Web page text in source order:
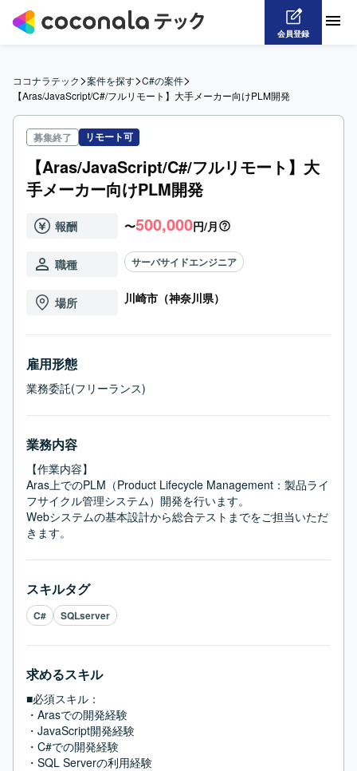
会員登録
ココナラテック>案件を探す>C#の案件>
【Aras/JavaScript/C#/フルリモート】大手メーカー向けPLM開発
募集終了 リモート可
【Aras/JavaScript/C#/フルリモート】大
手メーカー向けPLM開発
報酬 〜500,000円/月
職種 サーバサイドエンジニア
場所 川崎市（神奈川県）
雇用形態
業務委託(フリーランス)
業務内容
【作業内容】
Aras上でのPLM（Product Lifecycle Management：製品ライ
フサイクル管理システム）開発を行います。
Webシステムの基本設計から総合テストまでをご担当いただ
きます。
スキルタグ
C# SQLserver
求めるスキル
■必須スキル：
・Arasでの開発経験
・JavaScript開発経験
・C#での開発経験
・SQL Serverの利用経験